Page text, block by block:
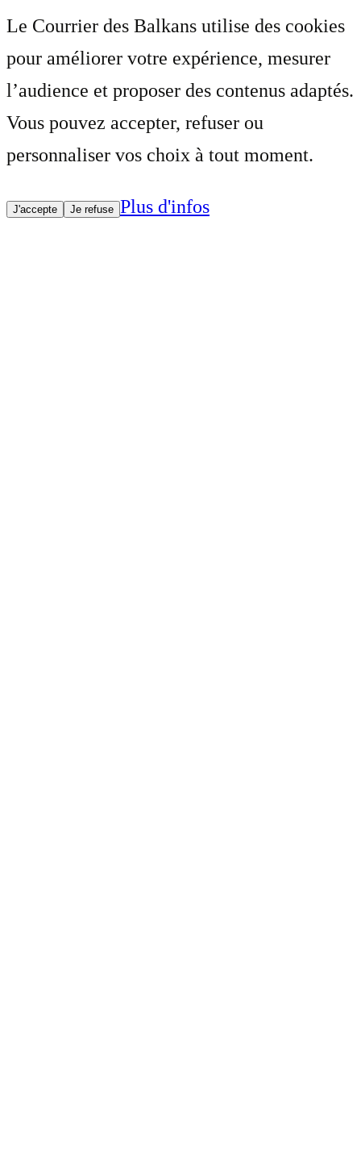
Le Courrier des Balkans utilise des cookies
pour améliorer votre expérience, mesurer
l’audience et proposer des contenus adaptés.
Vous pouvez accepter, refuser ou
personnaliser vos choix à tout moment.
J'accepte Je refuse Plus d'infos